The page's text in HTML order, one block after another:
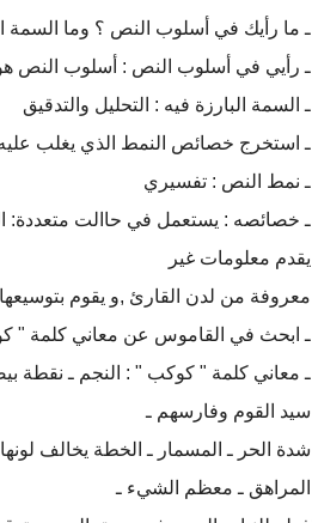
ـ ما رأيك في أسلوب النص ؟ وما السمة
ـ رأيي في أسلوب النص : أسلوب النص
ـ السمة البارزة فيه : التحليل والتدقيق
ـ استخرج خصائص النمط الذي يغلب عليه
ـ نمط النص : تفسيري
ـ خصائصه : يستعمل في حاالت متعددة:
يقدم معلومات غير
معروفة من لدن القارئ ,و يقوم
ـ ابحث في القاموس عن معاني كلمة "
ـ معاني كلمة " كوكب " : النجم ـ نقطة
سيد القوم وفارسهم ـ
شدة الحر ـ المسمار ـ الخطة يخالف
المراهق ـ معظم الشيء ـ